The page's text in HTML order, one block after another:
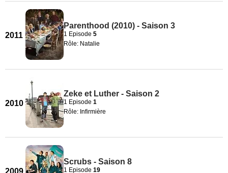
2011
Parenthood (2010) - Saison 3
1 Episode 5
Rôle: Natalie
2010
Zeke et Luther - Saison 2
1 Episode 1
Rôle: Infirmière
2009
Scrubs - Saison 8
1 Episode 19